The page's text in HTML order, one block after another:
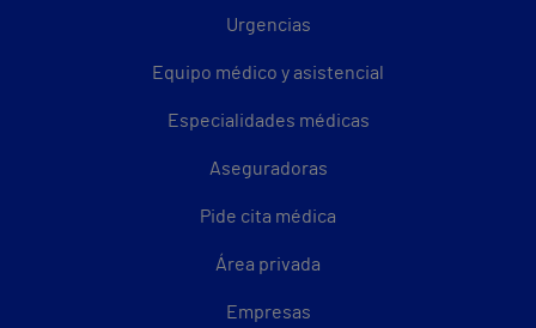
Urgencias
Equipo médico y asistencial
Especialidades médicas
Aseguradoras
Pide cita médica
Área privada
Empresas